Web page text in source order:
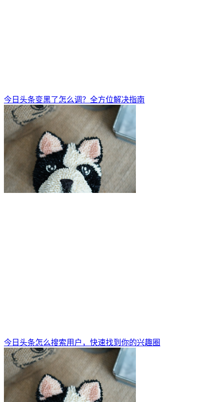
今日头条变黑了怎么调？全方位解决指南
今日头条怎么搜索用户，快速找到你的兴趣圈